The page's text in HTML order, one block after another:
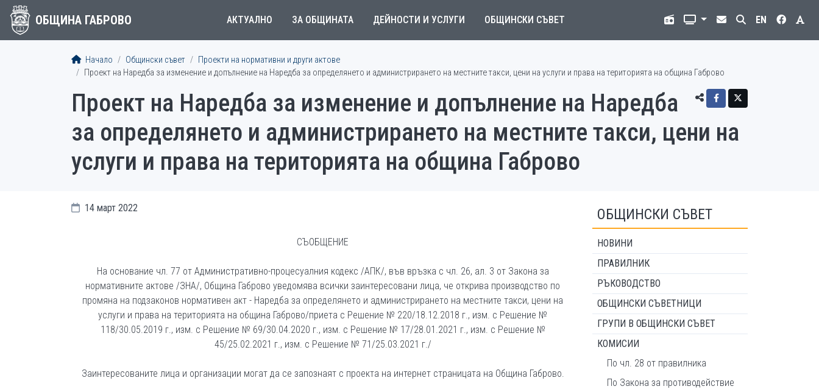
ОБЩИНА ГАБРОВО АКТУАЛНО ЗА ОБЩИНАТА ДЕЙНОСТИ И УСЛУГИ ОБЩИНСКИ СЪВЕТ EN
Начало Общински съвет
Проекти на нормативни и други актове
Проект на Наредба за изменение и допълнение на Наредба за определянето и администрирането на местните такси, цени на услуги и права на територията на община Габрово
Проект на Наредба за изменение и допълнение на Наредба
за определянето и администрирането на местните такси, цени на
услуги и права на територията на община Габрово
14 март 2022
СЪОБЩЕНИЕ
На основание чл. 77 от Административно-процесуалния кодекс /АПК/, във връзка с чл. 26, ал. 3 от Закона за
нормативните актове /ЗНА/, Община Габрово уведомява всички заинтересовани лица, че открива производство по
промяна на подзаконов нормативен акт - Наредба за определянето и администрирането на местните такси, цени на
услуги и права на територията на община Габрово/приета с Решение № 220/18.12.2018 г., изм. с Решение №
118/30.05.2019 г., изм. с Решение № 69/30.04.2020 г., изм. с Решение № 17/28.01.2021 г., изм. с Решение №
45/25.02.2021 г., изм. с Решение № 71/25.03.2021 г./
Заинтересованите лица и организации могат да се запознаят с проекта на интернет страницата на Община Габрово.
ОБЩИНСКИ СЪВЕТ
НОВИНИ
ПРАВИЛНИК
РЪКОВОДСТВО
ОБЩИНСКИ СЪВЕТНИЦИ
ГРУПИ В ОБЩИНСКИ СЪВЕТ
КОМИСИИ
По чл. 28 от правилника
По Закона за противодействие